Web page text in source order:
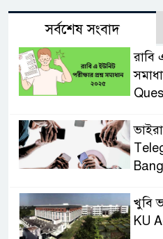
সর্বশেষ সংবাদ
রাবি
খুবি
KU